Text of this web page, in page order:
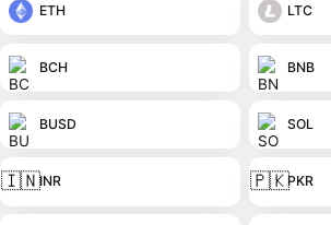
ETH LTC
BCH BNB
BUSD SOL
🇮🇳INR 🇵🇰PKR